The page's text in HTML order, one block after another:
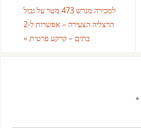
למכירה מגרש 473 מטר על גבול
הרצליה הצעירה – אפשרות ל-2
בתים – קרקע פרטית »
*